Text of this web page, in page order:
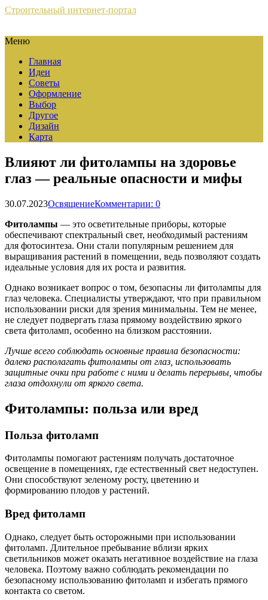
Строительный интернет-портал
Меню
Главная
Идеи
Советы
Оформление
Выбор
Другое
Дизайн
Карта
Влияют ли фитолампы на здоровье
глаз — реальные опасности и мифы
30.07.2023ОсвящениеКомментарии: 0
Фитолампы — это осветительные приборы, которые
обеспечивают спектральный свет, необходимый растениям
для фотосинтеза. Они стали популярным решением для
выращивания растений в помещении, ведь позволяют создать
идеальные условия для их роста и развития.
Однако возникает вопрос о том, безопасны ли фитолампы для
глаз человека. Специалисты утверждают, что при правильном
использовании риски для зрения минимальны. Тем не менее,
не следует подвергать глаза прямому воздействию яркого
света фитоламп, особенно на близком расстоянии.
Лучше всего соблюдать основные правила безопасности:
далеко располагать фитолампы от глаз, использовать
защитные очки при работе с ними и делать перерывы, чтобы
глаза отдохнули от яркого света.
Фитолампы: польза или вред
Польза фитоламп
Фитолампы помогают растениям получать достаточное
освещение в помещениях, где естественный свет недоступен.
Они способствуют зеленому росту, цветению и
формированию плодов у растений.
Вред фитоламп
Однако, следует быть осторожными при использовании
фитоламп. Длительное пребывание вблизи ярких
светильников может оказать негативное воздействие на глаза
человека. Поэтому важно соблюдать рекомендации по
безопасному использованию фитоламп и избегать прямого
контакта со светом.